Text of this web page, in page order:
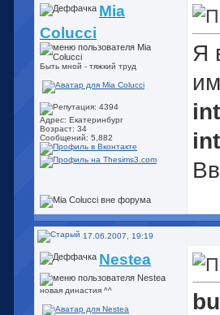
Mia
Colucci
Быть мной - тяжкий труд
Адрес: Екатеринбург
Возраст: 34
Сообщений: 5,882
Я
17.06.2007, 19:19
Nestea
новая династия ^^